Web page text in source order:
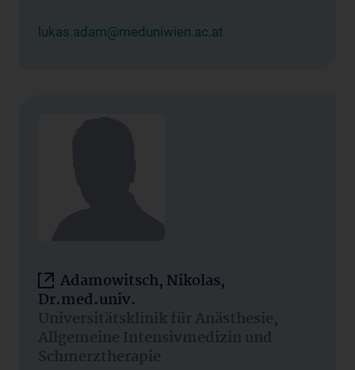
lukas.adam@meduniwien.ac.at
Adamowitsch, Nikolas,
Dr.med.univ.
Universitätsklinik für Anästhesie,
Allgemeine Intensivmedizin und
Schmerztherapie